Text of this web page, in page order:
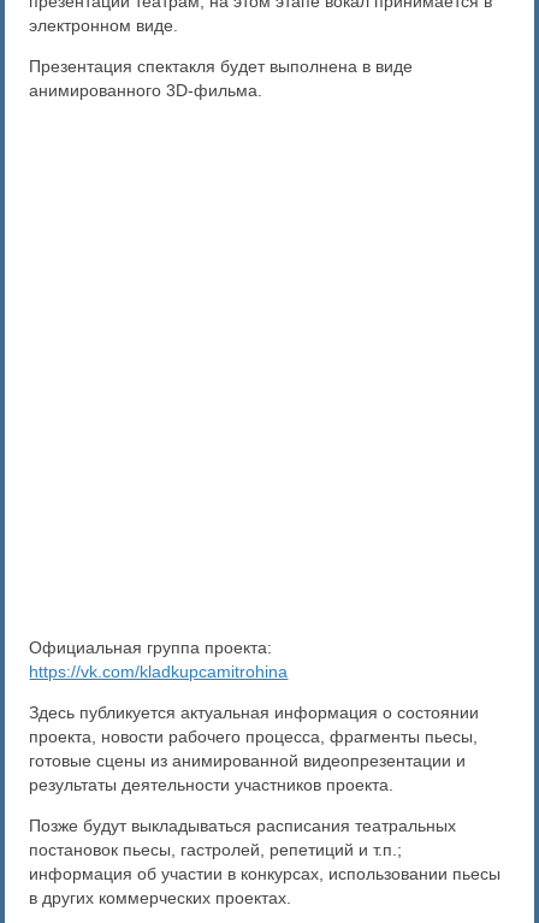
электронном виде.
Презентация спектакля будет выполнена в виде
анимированного 3D-фильма.
Официальная группа проекта:
https://vk.com/kladkupcamitrohina
Здесь публикуется актуальная информация о состоянии
проекта, новости рабочего процесса, фрагменты пьесы,
готовые сцены из анимированной видеопрезентации и
результаты деятельности участников проекта.
Позже будут выкладываться расписания театральных
постановок пьесы, гастролей, репетиций и т.п.;
информация об участии в конкурсах, использовании пьесы
в других коммерческих проектах.